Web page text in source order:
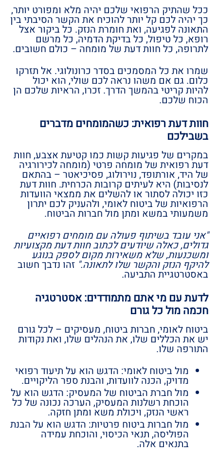
ככל שהתיק הרפואי שלכם יהיה מלא ומפורט יותר,
כך יהיה לכם קל יותר להוכיח את הקשר הסיבתי בין
התאונה לפגיעה, ואת חומרת הנזק. כל ביקור אצל
רופא, כל טיפול, כל בדיקת הדמיה, כל מרשם
לתרופה, כל חוות דעת של מומחה – כולם חשובים.
שמרו את כל המסמכים בסדר כרונולוגי. אל תזרקו
כלום. גם אם משהו נראה לכם שולי, הוא יכול
להיות קריטי בהמשך הדרך. זכרו, הראיות שלכם הן
הכוח שלכם.
חוות דעת רפואית: כשהמומחים מדברים
בשבילכם
במקרים של פגיעות קשות כמו קטיעת אצבע, חוות
דעת רפואית של מומחה פרטי (מומחה לכירורגיה
של היד, אורתופד, נוירולוג, פסיכיאטר – בהתאם
לנסיבות) היא לעיתים קרובות הכרחית. חוות דעת
כזו יכולה לסתור או להשלים את ממצאי הוועדות
הרפואיות של ביטוח לאומי, ולהעניק לכם יתרון
משמעותי במשא ומתן מול חברות הביטוח.
"אני עובד בשיתוף פעולה עם מומחים רפואיים
גדולים, כאלה שיודעים לכתוב חוות דעת מקצועיות
ומשכנעות, שלא משאירות מקום לספק בנוגע
להיקף הנזק והקשר שלו לתאונה." זהו נדבך חשוב
באסטרטגיית התביעה.
לדעת עם מי אתם מתמודדים: אסטרטגיה
חכמה מול כל גורם
ביטוח לאומי, חברות ביטוח, מעסיקים – לכל גורם
יש את הכללים שלו, את הנהלים שלו, ואת נקודות
התורפה שלו.
מול ביטוח לאומי: הדגש הוא על תיעוד רפואי
מדויק, הכנה לוועדות, והבנת ספר הליקויים.
מול חברת הביטוח של המעסיק: הדגש הוא על
הוכחת רשלנות המעסיק, הערכה נכונה של כל
ראשי הנזק, ויכולת משא ומתן חזקה.
מול חברות ביטוח פרטיות: הדגש הוא על הבנת
הפוליסה, תנאי הכיסוי, והוכחת עמידה
בתנאים אלה.